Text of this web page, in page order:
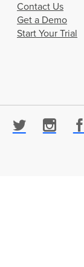
Contact Us
Get a Demo
Start Your Trial